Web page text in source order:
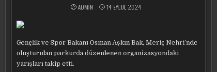
ADMIN 14 EYLÜL 2024
Gençlik ve Spor Bakanı Osman Aşkın Bak, Meriç Nehri’nde
oluşturulan parkurda düzenlenen organizasyondaki
yarışları takip etti.